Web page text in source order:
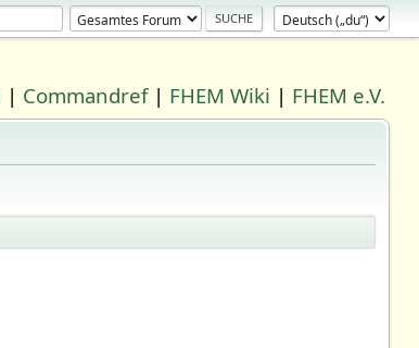
| Commandref| FHEM Wiki | FHEM e.V.